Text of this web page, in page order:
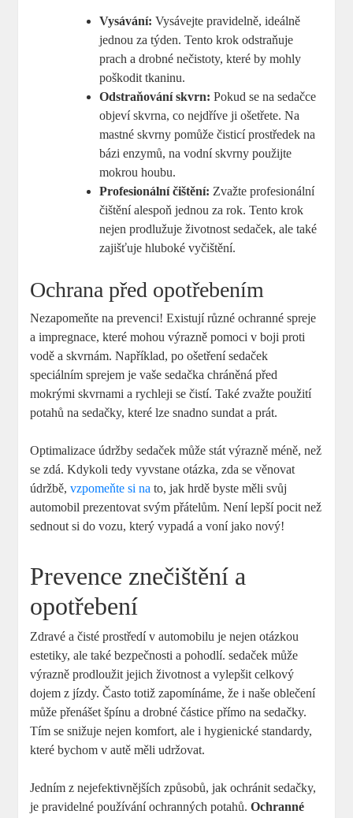
Vysávání: Vysávejte pravidelně, ideálně
jednou za týden. Tento krok odstraňuje
prach a drobné nečistoty, které by mohly
poškodit tkaninu.
Odstraňování skvrn: Pokud se na sedačce
objeví skvrna, co nejdříve ji ošetřete. Na
mastné skvrny pomůže čisticí prostředek na
bázi enzymů, na vodní skvrny použijte
mokrou houbu.
Profesionální čištění: Zvažte profesionální
čištění alespoň jednou za rok. Tento krok
nejen prodlužuje životnost sedaček, ale také
zajišťuje hluboké vyčištění.
Ochrana před opotřebením
Nezapomeňte na prevenci! Existují různé ochranné spreje
a impregnace, které mohou výrazně pomoci v boji proti
vodě a skvrnám. Například, po ošetření sedaček
speciálním sprejem je vaše sedačka chráněná před
mokrými skvrnami a rychleji se čistí. Také zvažte použití
potahů na sedačky, které lze snadno sundat a prát.
Optimalizace údržby sedaček může stát výrazně méně, než
se zdá. Kdykoli tedy vyvstane otázka, zda se věnovat
údržbě,vzpomeňte si na to, jak hrdě byste měli svůj
automobil prezentovat svým přátelům. Není lepší pocit než
sednout si do vozu, který vypadá a voní jako nový!
Prevence znečištění a
opotřebení
Zdravé a čisté prostředí v automobilu je nejen otázkou
estetiky, ale také bezpečnosti a pohodlí. sedaček může
výrazně prodloužit jejich životnost a vylepšit celkový
dojem z jízdy. Často totiž zapomínáme, že i naše oblečení
může přenášet špínu a drobné částice přímo na sedačky.
Tím se snižuje nejen komfort, ale i hygienické standardy,
které bychom v autě měli udržovat.
Jedním z nejefektivnějších způsobů, jak ochránit sedačky,
je pravidelné používání ochranných potahů.Ochranné